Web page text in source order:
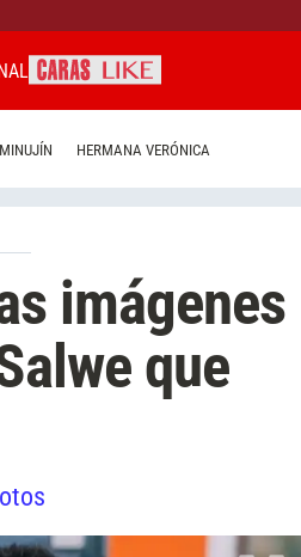
HERMANA VERÓNICA
imágenes
que